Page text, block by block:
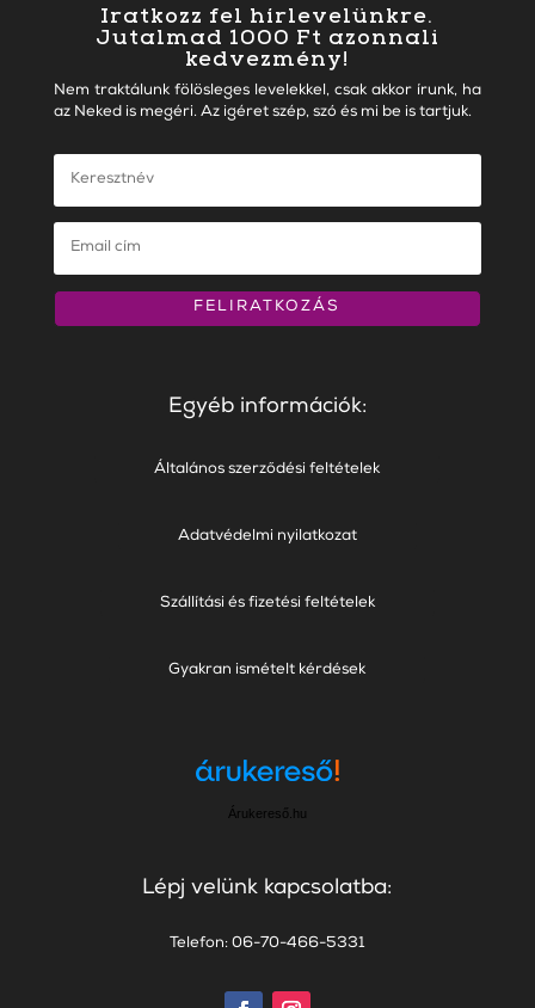
Iratkozz fel hírlevelünkre.
Jutalmad 1000 Ft azonnali
kedvezmény!
Nem traktálunk fölösleges levelekkel, csak akkor írunk, ha
az Neked is megéri. Az igéret szép, szó és mi be is tartjuk.
FELIRATKOZÁS
Egyéb információk:
Általános szerződési feltételek
Adatvédelmi nyilatkozat
Szállítási és fizetési feltételek
Gyakran ismételt kérdések
Árukereső.hu
Lépj velünk kapcsolatba:
Telefon: 06-70-466-5331